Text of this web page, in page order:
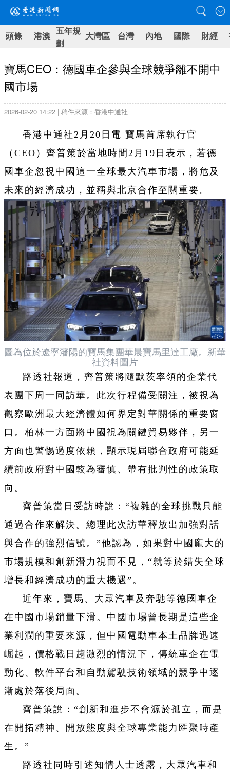
頭條 港澳 五年規
劃
大灣區 台灣 內地 國際 財經
寶馬CEO：德國車企參與全球競爭離不開中
國市場
2026-02-20 14:22 | 稿件來源：香港中通社
香港中通社2月20日電 寶馬首席執行官
（CEO）齊普策於當地時間2月19日表示，若德
國車企忽視中國這一全球最大汽車市場，將危及
未來的經濟成功，並稱與北京合作至關重要。
圖為位於遼寧瀋陽的寶馬集團華晨寶馬里達工廠。新華
社資料圖片
路透社報道，齊普策將隨默茨率領的企業代
表團下周一同訪華。此次行程備受關注，被視為
觀察歐洲最大經濟體如何界定對華關係的重要窗
口。柏林一方面將中國視為關鍵貿易夥伴，另一
方面也警惕過度依賴，顯示現屆聯合政府可能延
續前政府對中國較為審慎、帶有批判性的政策取
向。
齊普策當日受訪時說：“複雜的全球挑戰只能
通過合作來解決。總理此次訪華釋放出加強對話
與合作的強烈信號。”他認為，如果對中國龐大的
市場規模和創新潛力視而不見，“就等於錯失全球
增長和經濟成功的重大機遇”。
近年來，寶馬、大眾汽車及奔馳等德國車企
在中國市場銷量下滑。中國市場曾長期是這些企
業利潤的重要來源，但中國電動車本土品牌迅速
崛起，價格戰日趨激烈的情況下，傳統車企在電
動化、軟件平台和自動駕駛技術領域的競爭中逐
漸處於落後局面。
齊普策說：“創新和進步不會源於孤立，而是
在開拓精神、開放態度與全球專業能力匯聚時產
生。”
路透社同時引述知情人士透露，大眾汽車和